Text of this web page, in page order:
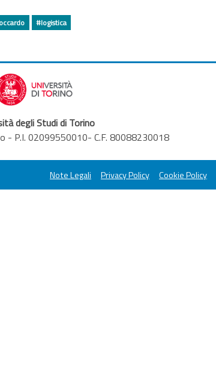
#logistica
degli Studi di Torino
- P.I. 02099550010- C.F. 80088230018
Note Legali Privacy Policy Cookie Policy